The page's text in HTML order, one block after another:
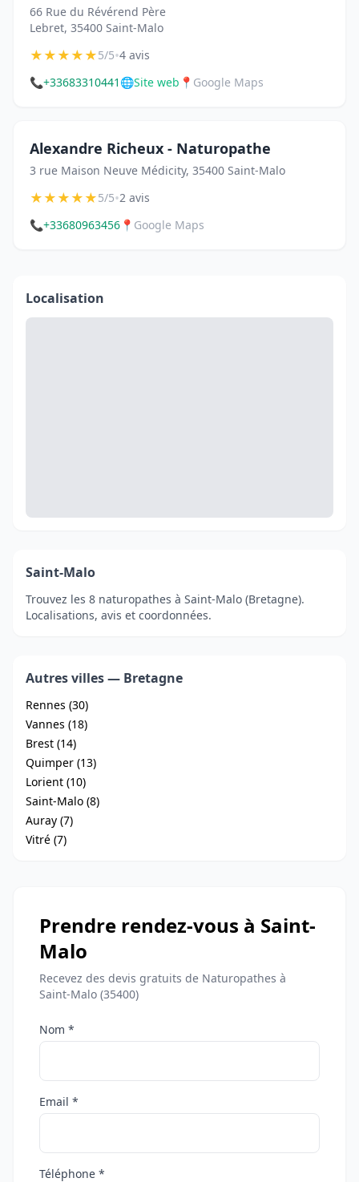
66 Rue du Révérend Père
Lebret, 35400 Saint-Malo
★★★★★5/5•4 avis
📞+33683310441 🌐Site web 📍 Google Maps
Alexandre Richeux - Naturopathe
3 rue Maison Neuve Médicity, 35400 Saint-Malo
★★★★★5/5•2 avis
📞+33680963456 📍 Google Maps
Localisation
Saint-Malo
Trouvez les 8 naturopathes à Saint-Malo (Bretagne).
Localisations, avis et coordonnées.
Autres villes — Bretagne
Rennes (30)
Vannes (18)
Brest (14)
Quimper (13)
Lorient (10)
Saint-Malo (8)
Auray (7)
Vitré (7)
Prendre rendez-vous à Saint-
Malo
Recevez des devis gratuits de Naturopathes à
Saint-Malo (35400)
Nom *
Email *
Téléphone *